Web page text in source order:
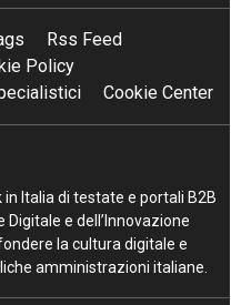
Rss Feed
Policy
Cookie Center
Italia di testate e portali B2B
e dell’Innovazione
la cultura digitale e
amministrazioni italiane.